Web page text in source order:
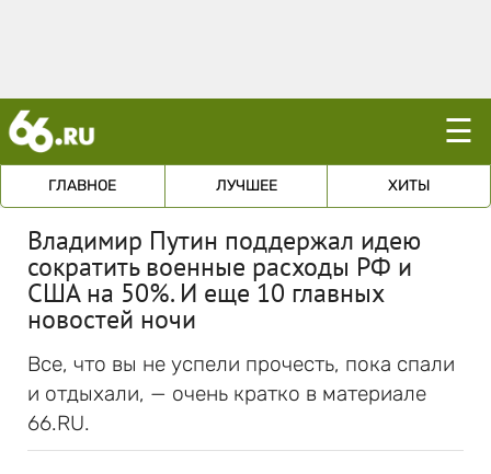
☰
ГЛАВНОЕ ЛУЧШЕЕ ХИТЫ
Владимир Путин поддержал идею
сократить военные расходы РФ и
США на 50%. И еще 10 главных
новостей ночи
Все, что вы не успели прочесть, пока спали
и отдыхали, — очень кратко в материале
66.RU.